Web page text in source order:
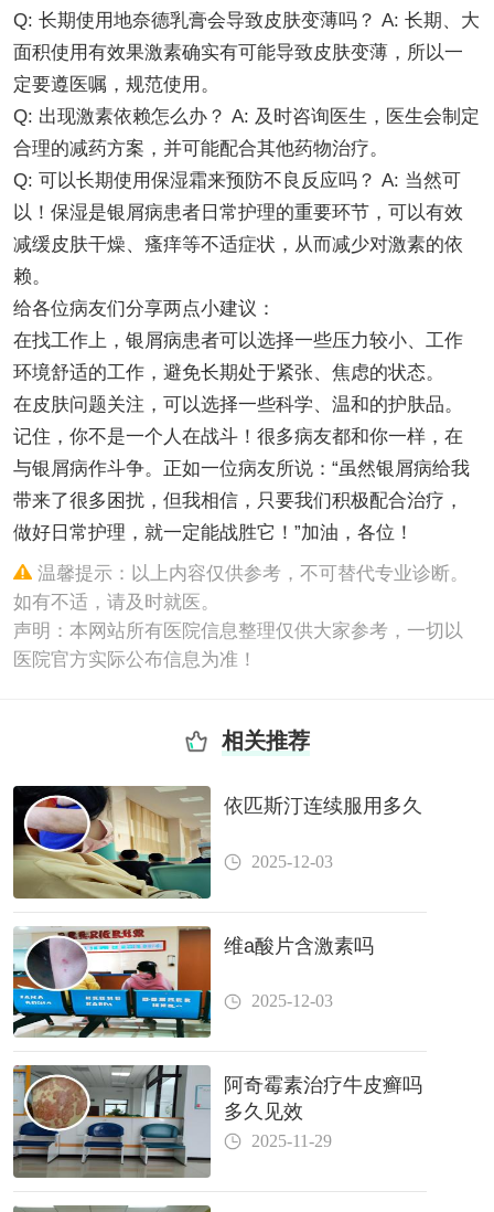
Q: 长期使用地奈德乳膏会导致皮肤变薄吗？ A: 长期、大
面积使用有效果激素确实有可能导致皮肤变薄，所以一
定要遵医嘱，规范使用。
Q: 出现激素依赖怎么办？ A: 及时咨询医生，医生会制定
合理的减药方案，并可能配合其他药物治疗。
Q: 可以长期使用保湿霜来预防不良反应吗？ A: 当然可
以！保湿是银屑病患者日常护理的重要环节，可以有效
减缓皮肤干燥、瘙痒等不适症状，从而减少对激素的依
赖。
给各位病友们分享两点小建议：
在找工作上，银屑病患者可以选择一些压力较小、工作
环境舒适的工作，避免长期处于紧张、焦虑的状态。
在皮肤问题关注，可以选择一些科学、温和的护肤品。
记住，你不是一个人在战斗！很多病友都和你一样，在
与银屑病作斗争。正如一位病友所说：“虽然银屑病给我
带来了很多困扰，但我相信，只要我们积极配合治疗，
做好日常护理，就一定能战胜它！”加油，各位！
温馨提示：以上内容仅供参考，不可替代专业诊断。
如有不适，请及时就医。
声明：本网站所有医院信息整理仅供大家参考，一切以
医院官方实际公布信息为准！
相关推荐
依匹斯汀连续服用多久
2025-12-03
维a酸片含激素吗
2025-12-03
阿奇霉素治疗牛皮癣吗
多久见效
2025-11-29